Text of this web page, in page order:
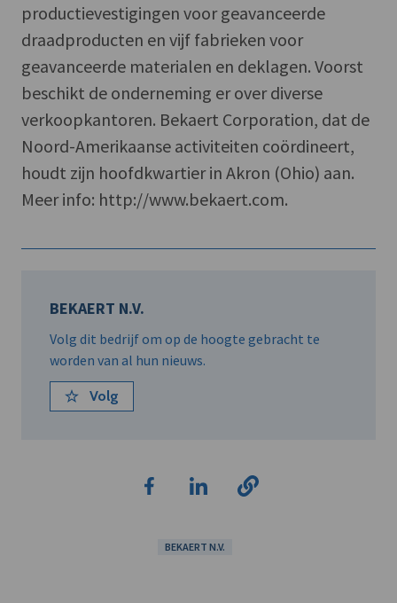
productievestigingen voor geavanceerde
draadproducten en vijf fabrieken voor
geavanceerde materialen en deklagen. Voorst
beschikt de onderneming er over diverse
verkoopkantoren. Bekaert Corporation, dat de
Noord-Amerikaanse activiteiten coördineert,
houdt zijn hoofdkwartier in Akron (Ohio) aan.
Meer info: http://www.bekaert.com.
BEKAERT N.V.
Volg dit bedrijf om op de hoogte gebracht te
worden van al hun nieuws.
Volg
BEKAERT N.V.